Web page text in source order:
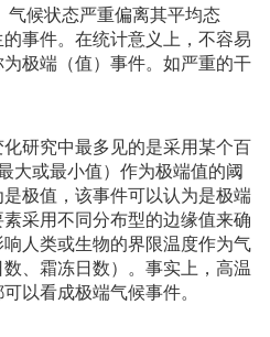
气候状态严重偏离其平均态
事件。在统计意义上，不容易
极端（值）事件。如严重的干
研究中最多见的是采用某个百
大或最小值）作为极端值的阈
极值，该事件可以认为是极端
采用不同分布型的边缘值来确
人类或生物的界限温度作为气
、霜冻日数）。事实上，高温
以看成极端气候事件。